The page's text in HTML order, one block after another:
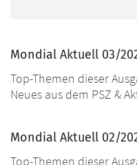
Mondial Aktuell 03/
Top-Themen dieser
Neues aus dem PSZ &
Mondial Aktuell 02/
Top-Themen dieser